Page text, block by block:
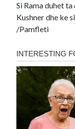
Si Rama duhet
Kushner dhe ke
/Pamfleti